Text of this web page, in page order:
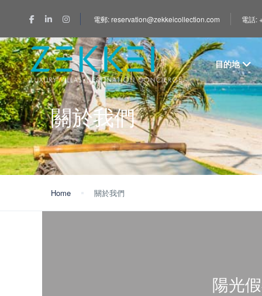
電郵: reservation@zekkeicollection.com 電話:
目的地
關於我們
Home 關於我們
陽光